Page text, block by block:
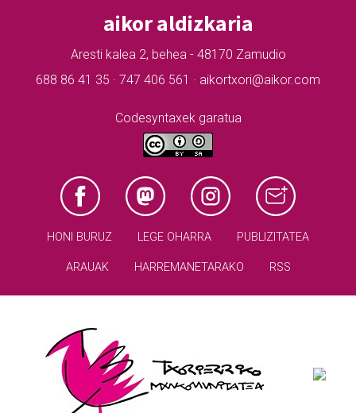
aikor aldizkaria
Aresti kalea 2, behea - 48170 Zamudio
688 86 41 35 · 747 406 561 · aikortxori@aikor.com
Codesyntaxek garatua
HONI BURUZ LEGE OHARRA PUBLIZITATEA
ARAUAK HARREMANETARAKO RSS